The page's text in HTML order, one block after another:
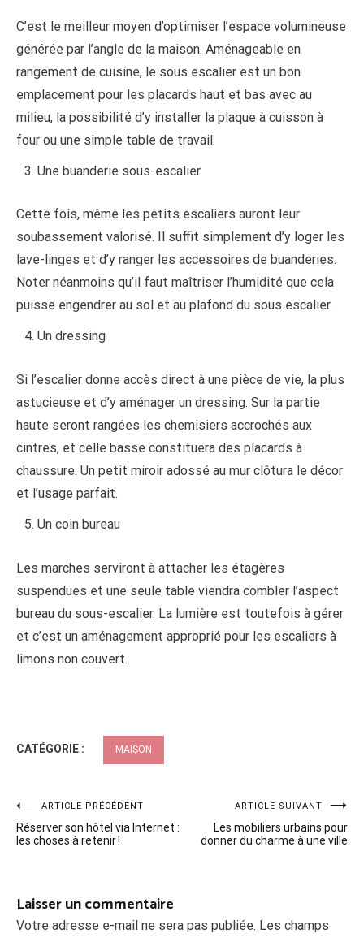
C’est le meilleur moyen d’optimiser l’espace volumineuse
générée par l’angle de la maison. Aménageable en
rangement de cuisine, le sous escalier est un bon
emplacement pour les placards haut et bas avec au
milieu, la possibilité d’y installer la plaque à cuisson à
four ou une simple table de travail.
Une buanderie sous-escalier
Cette fois, même les petits escaliers auront leur
soubassement valorisé. Il suffit simplement d’y loger les
lave-linges et d’y ranger les accessoires de buanderies.
Noter néanmoins qu’il faut maîtriser l’humidité que cela
puisse engendrer au sol et au plafond du sous escalier.
Un dressing
Si l’escalier donne accès direct à une pièce de vie, la plus
astucieuse et d’y aménager un dressing. Sur la partie
haute seront rangées les chemisiers accrochés aux
cintres, et celle basse constituera des placards à
chaussure. Un petit miroir adossé au mur clôtura le décor
et l’usage parfait.
Un coin bureau
Les marches serviront à attacher les étagères
suspendues et une seule table viendra combler l’aspect
bureau du sous-escalier. La lumière est toutefois à gérer
et c’est un aménagement approprié pour les escaliers à
limons non couvert.
CATÉGORIE : MAISON
Navigation
de
ARTICLE PRÉCÉDENT
Réserver son hôtel via Internet :
les choses à retenir !
ARTICLE SUIVANT
Les mobiliers urbains pour
donner du charme à une ville
Laisser un commentaire
Votre adresse e-mail ne sera pas publiée. Les champs